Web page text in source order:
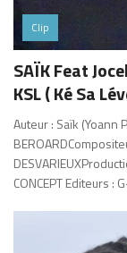
Clip
SAÏK Feat
KSL ( Ké Sa
Auteur : Saïk (Yoann
CONCEPT Editeurs :